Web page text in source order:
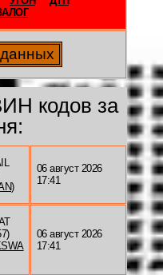
кодов за
)
06 август 2026
17:41
06 август 2026
17:41